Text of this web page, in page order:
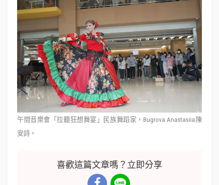
午間音樂會「拉聽狂想舞宴」民族舞蹈家，Bugrova Anastasiia陳
安詩。
喜歡這篇文章嗎？立即分享